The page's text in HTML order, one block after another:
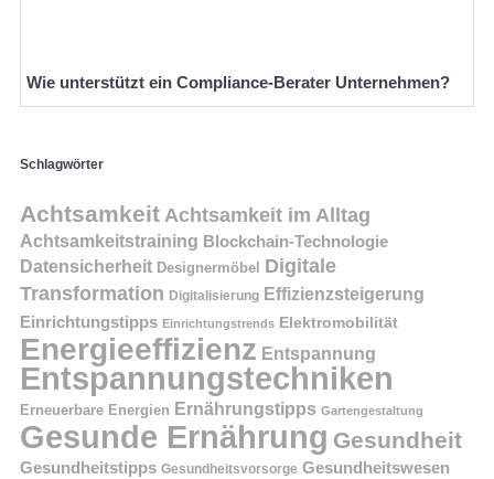
Wie unterstützt ein Compliance-Berater Unternehmen?
Schlagwörter
Achtsamkeit Achtsamkeit im Alltag
Achtsamkeitstraining Blockchain-Technologie
Datensicherheit Designermöbel
Digitale
Transformation Digitalisierung Effizienzsteigerung
Einrichtungstipps Einrichtungstrends Elektromobilität
Energieeffizienz Entspannung
Entspannungstechniken
Erneuerbare Energien Ernährungstipps Gartengestaltung
Gesunde Ernährung Gesundheit
Gesundheitstipps Gesundheitsvorsorge Gesundheitswesen